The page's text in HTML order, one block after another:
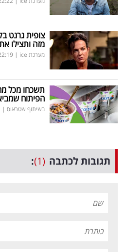
צופית גרנט
מזה ותצילו
מערכת ice |
תשכחו מכל
הפיתוח
בשיתוף שטראוס |
תגובות לכתבה (1)
: